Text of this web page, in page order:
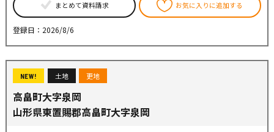
まとめて資料請求 お気に入りに追加する
登録日：2026/8/6
NEW! 土地 更地
高畠町大字泉岡
山形県東置賜郡高畠町大字泉岡